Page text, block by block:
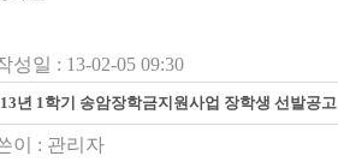
성일 : 13-02-05 09:30
년 1학기 송암장학금지원사업 장학생 선발공고
이 : 관리자